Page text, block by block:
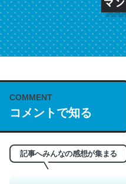
COMMENT
コメントで知る
記事へみんなの感想が集まる
これは名文。彼はとてもク
う。英語少しでも読める人
れ好き。Let’s Fucking
─今のこの状況が信じられるか